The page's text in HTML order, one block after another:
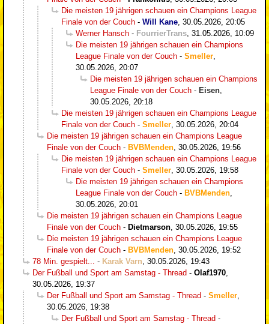
Die meisten 19 jährigen schauen ein Champions League
Finale von der Couch - Will Kane 30.05.2026, 20:05
Werner Hansch - FourrierTrans 31.05.2026, 10:09
Die meisten 19 jährigen schauen ein Champions
League Finale von der Couch - Smeller
30.05.2026, 20:07
Die meisten 19 jährigen schauen ein Champions
League Finale von der Couch - Eisen
30.05.2026, 20:18
Die meisten 19 jährigen schauen ein Champions League
Finale von der Couch - Smeller 30.05.2026, 20:04
Die meisten 19 jährigen schauen ein Champions League
Finale von der Couch - BVBMenden 30.05.2026, 19:56
Die meisten 19 jährigen schauen ein Champions League
Finale von der Couch - Smeller 30.05.2026, 19:58
Die meisten 19 jährigen schauen ein Champions
League Finale von der Couch - BVBMenden
30.05.2026, 20:01
Die meisten 19 jährigen schauen ein Champions League
Finale von der Couch - Dietmarson 30.05.2026, 19:55
Die meisten 19 jährigen schauen ein Champions League
Finale von der Couch - BVBMenden 30.05.2026, 19:52
78 Min. gespielt...
- Karak Varn 30.05.2026, 19:43
Der Fußball und Sport am Samstag - Thread - Olaf1970
30.05.2026, 19:37
Der Fußball und Sport am Samstag - Thread - Smeller
30.05.2026, 19:38
Der Fußball und Sport am Samstag - Thread -